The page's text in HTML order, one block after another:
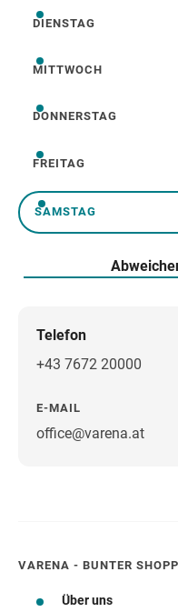
Dienstag
DIENSTAG
Mittwoch
MITTWOCH
Donnerstag
DONNERSTAG
Freitag
FREITAG
Samstag
SAMSTAG
Telefon
+43 7672 20000
E-MAIL
office@varena.at
VARENA - BUNTER
Über uns